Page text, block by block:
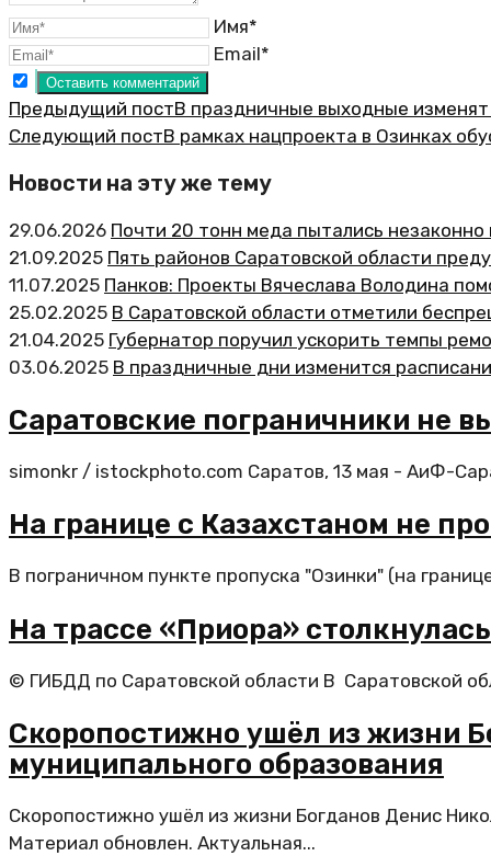
Имя*
Email*
Предыдущий постВ праздничные выходные
Следующий постВ рамках нацпроекта в Озинках
Новости на эту же тему
29.06.2026 Почти 20 тонн меда пытались
21.09.2025 Пять районов Саратовской области
11.07.2025 Панков: Проекты Вячеслава Володина
25.02.2025 В Саратовской области отметили
21.04.2025 Губернатор поручил ускорить темпы
03.06.2025 В праздничные дни изменится
Саратовские пограничники не
simonkr / istockphoto.com Саратов, 13 мая - АиФ-
На границе с Казахстаном не
В пограничном пункте пропуска "Озинки" (на
На трассе «Приора»
© ГИБДД по Саратовской области В Саратовской
Скоропостижно ушёл из жизни
муниципального образования
Скоропостижно ушёл из жизни Богданов Денис
Материал обновлен. Актуальная...